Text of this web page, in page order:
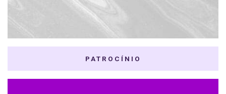
PATROCÍNIO